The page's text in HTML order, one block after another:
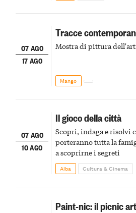
07 AGO
17 AGO
Tracce
Mostra di pittura
Mango
07 AGO
10 AGO
Il gioco della città
Scopri, indaga e risolvi
porteranno tutta la
a scoprirne i segreti
Alba Cultura & Cinema
Paint-nic: il picnic